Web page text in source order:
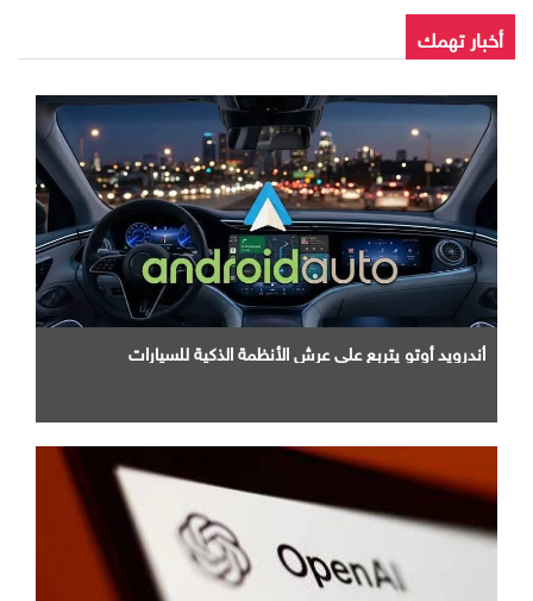
أخبار تهمك
أندرويد أوتو يتربع علي عرش الأنظمة الذكية للسيارات